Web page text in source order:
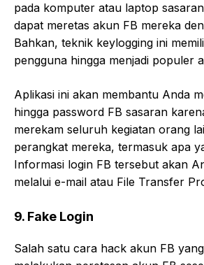
pada komputer atau laptop
dapat meretas akun FB mereka
Bahkan, teknik keylogging ini
pengguna hingga menjadi populer
Aplikasi ini akan membantu Anda
hingga password FB sasaran
merekam seluruh kegiatan orang
perangkat mereka, termasuk apa
Informasi login FB tersebut akan
melalui e-mail atau File Transfer
9. Fake Login
Salah satu cara hack akun FB